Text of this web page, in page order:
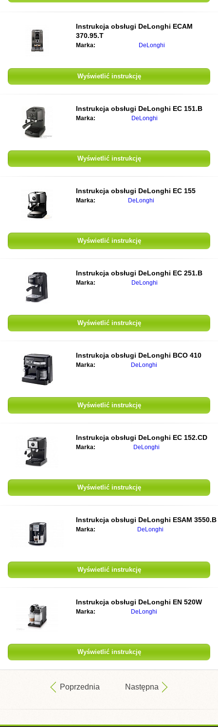
Instrukcja obsługi DeLonghi ECAM
370.95.T
Marka: DeLonghi
Wyświetlić instrukcję
Instrukcja obsługi DeLonghi EC 151.B
Marka: DeLonghi
Wyświetlić instrukcję
Instrukcja obsługi DeLonghi EC 155
Marka: DeLonghi
Wyświetlić instrukcję
Instrukcja obsługi DeLonghi EC 251.B
Marka: DeLonghi
Wyświetlić instrukcję
Instrukcja obsługi DeLonghi BCO 410
Marka: DeLonghi
Wyświetlić instrukcję
Instrukcja obsługi DeLonghi EC 152.CD
Marka: DeLonghi
Wyświetlić instrukcję
Instrukcja obsługi DeLonghi ESAM 3550.B
Marka: DeLonghi
Wyświetlić instrukcję
Instrukcja obsługi DeLonghi EN 520W
Marka: DeLonghi
Wyświetlić instrukcję
Poprzednia Następna